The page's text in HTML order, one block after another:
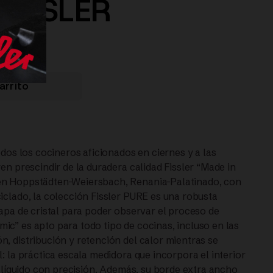
los cocineros aficionados en ciernes y a las
prescindir de la duradera calidad Fissler “Made in
Hoppstädten-Weiersbach, Renania-Palatinado, con
la colección Fissler PURE es una robusta
de cristal para poder observar el proceso de
es apto para todo tipo de cocinas, incluso en las
distribución y retención del calor mientras se
la práctica escala medidora que incorpora el interior
con precisión. Además, su borde extra ancho